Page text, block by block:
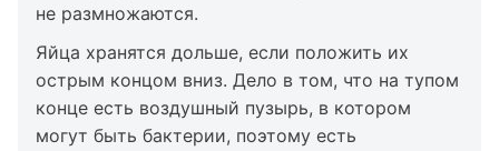
не размножаются.
Яйца хранятся дольше, если положить их
острым концом вниз. Дело в том, что на тупом
конце есть воздушный пузырь, в котором
могут быть бактерии, поэтому есть